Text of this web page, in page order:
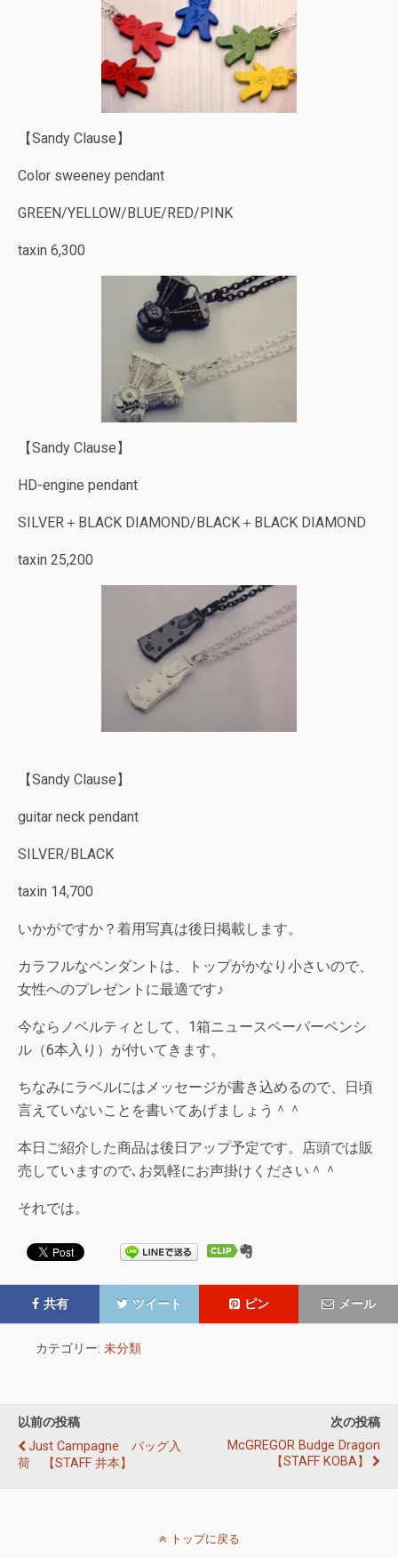
【Sandy Clause】
Color sweeney pendant
GREEN/YELLOW/BLUE/RED/PINK
taxin 6,300
【Sandy Clause】
HD-engine pendant
SILVER＋BLACK DIAMOND/BLACK＋BLACK DIAMOND
taxin 25,200
【Sandy Clause】
guitar neck pendant
SILVER/BLACK
taxin 14,700
いかがですか？着用写真は後日掲載します。
カラフルなペンダントは、トップがかなり小さいので、
女性へのプレゼントに最適です♪
今ならノベルティとして、1箱ニュースペーパーペンシ
ル（6本入り）が付いてきます。
ちなみにラベルにはメッセージが書き込めるので、日頃
言えていないことを書いてあげましょう＾＾
本日ご紹介した商品は後日アップ予定です。店頭では販
売していますので､お気軽にお声掛けください＾＾
それでは。
共有 ツイート ピン メール
カテゴリー: 未分類
以前の投稿
Just Campagne バッグ入
荷 【STAFF 井本】
次の投稿
McGREGOR Budge Dragon
【STAFF KOBA】
トップに戻る